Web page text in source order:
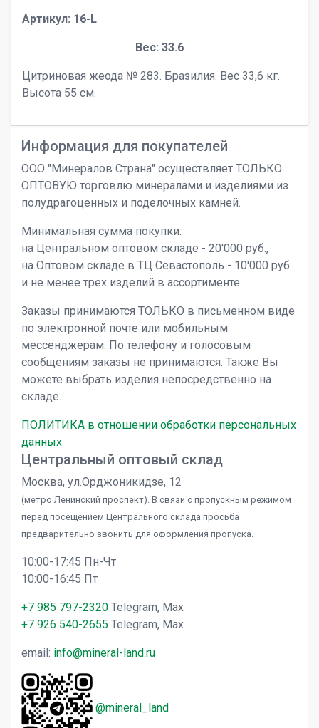
Артикул: 16-L
Вес: 33.6
Цитриновая жеода № 283. Бразилия. Вес 33,6 кг.
Высота 55 см.
Информация для покупателей
ООО "Минералов Страна" осуществляет ТОЛЬКО
ОПТОВУЮ торговлю минералами и изделиями из
полудрагоценных и поделочных камней.
Минимальная сумма покупки:
на Центральном оптовом складе - 20'000 руб.,
на Оптовом складе в ТЦ Севастополь - 10'000 руб.
и не менее трех изделий в ассортименте.
Заказы принимаются ТОЛЬКО в письменном виде
по электронной почте или мобильным
мессенджерам. По телефону и голосовым
сообщениям заказы не принимаются. Также Вы
можете выбрать изделия непосредственно на
складе.
ПОЛИТИКА в отношении обработки персональных
данных
Центральный оптовый склад
Москва, ул.Орджоникидзе, 12
(метро Ленинский проспект). В связи с пропускным режимом
перед посещением Центрального склада просьба
предварительно звонить для оформления пропуска.
10:00-17:45 Пн-Чт
10:00-16:45 Пт
+7 985 797-2320 Telegram, Max
+7 926 540-2655 Telegram, Max
email: info@mineral-land.ru
@mineral_land